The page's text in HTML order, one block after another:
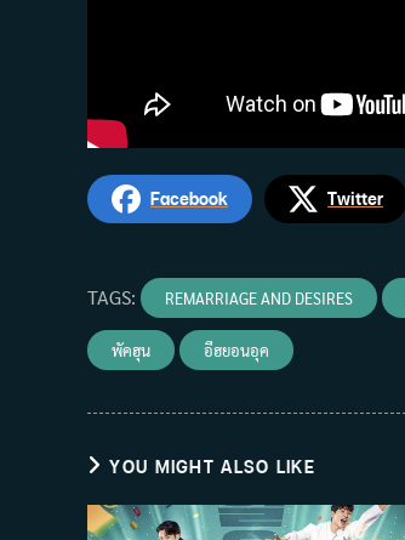
Facebook Twitter
TAGS: REMARRIAGE AND DESIRES
พัคฮุน อีฮยอนอุค
YOU MIGHT ALSO LIKE